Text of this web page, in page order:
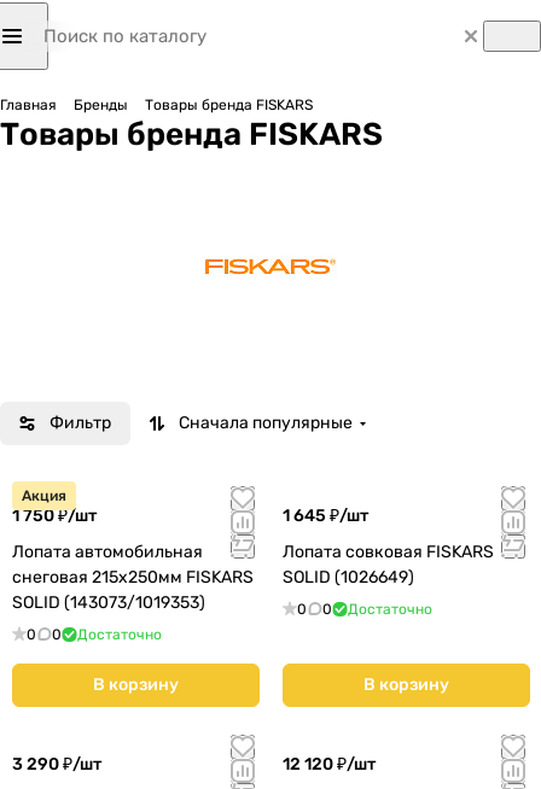
Главная Бренды Товары бренда FISKARS
Товары бренда FISKARS
Фильтр Сначала популярные
Акция
1 750 ₽/шт
Лопата автомобильная
снеговая 215х250мм FISKARS
SOLID (143073/1019353)
0 0 Достаточно
В корзину
1 645 ₽/шт
Лопата совковая FISKARS
SOLID (1026649)
0 0 Достаточно
В корзину
3 290 ₽/шт
12 120 ₽/шт